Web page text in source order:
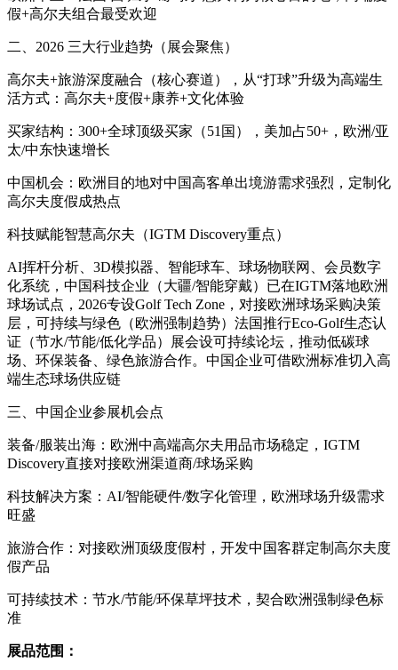
假+高尔夫组合最受欢迎
二、2026 三大行业趋势（展会聚焦）
高尔夫+旅游深度融合（核心赛道），从“打球”升级为高端生
活方式：高尔夫+度假+康养+文化体验
买家结构：300+全球顶级买家（51国），美加占50+，欧洲/亚
太/中东快速增长
中国机会：欧洲目的地对中国高客单出境游需求强烈，定制化
高尔夫度假成热点
科技赋能智慧高尔夫（IGTM Discovery重点）
AI挥杆分析、3D模拟器、智能球车、球场物联网、会员数字
化系统，中国科技企业（大疆/智能穿戴）已在IGTM落地欧洲
球场试点，2026专设Golf Tech Zone，对接欧洲球场采购决策
层，可持续与绿色（欧洲强制趋势）法国推行Eco-Golf生态认
证（节水/节能/低化学品）展会设可持续论坛，推动低碳球
场、环保装备、绿色旅游合作。中国企业可借欧洲标准切入高
端生态球场供应链
三、中国企业参展机会点
装备/服装出海：欧洲中高端高尔夫用品市场稳定，IGTM
Discovery直接对接欧洲渠道商/球场采购
科技解决方案：AI/智能硬件/数字化管理，欧洲球场升级需求
旺盛
旅游合作：对接欧洲顶级度假村，开发中国客群定制高尔夫度
假产品
可持续技术：节水/节能/环保草坪技术，契合欧洲强制绿色标
准
展品范围：